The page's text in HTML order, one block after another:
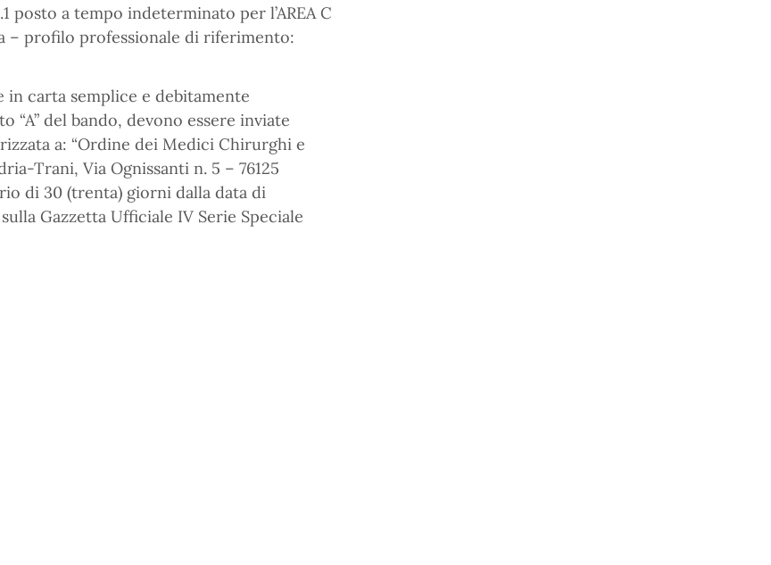
a tempo indeterminato per l’AREA C
– profilo professionale di riferimento:
in carta semplice e debitamente
“A” del bando, devono essere inviate
a: “Ordine dei Medici Chirurghi e
Trani, Via Ognissanti n. 5 – 76125
di 30 (trenta) giorni dalla data di
Gazzetta Ufficiale IV Serie Speciale